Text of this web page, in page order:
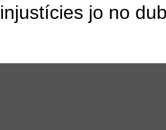
injustícies jo no